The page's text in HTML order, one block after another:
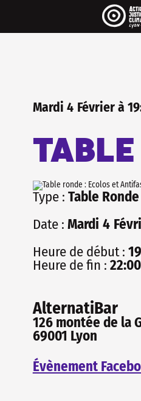
Mardi 4 Février à
TABLE
Type : Table Ronde
Date : Mardi 4
Heure de début :
Heure de fin : 22:00
AlternatiBar
126 montée de la
69001 Lyon
Évènement